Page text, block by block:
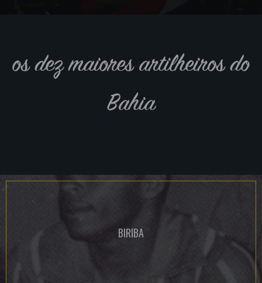
os dez maiores artilheiros do
Bahia
BIRIBA